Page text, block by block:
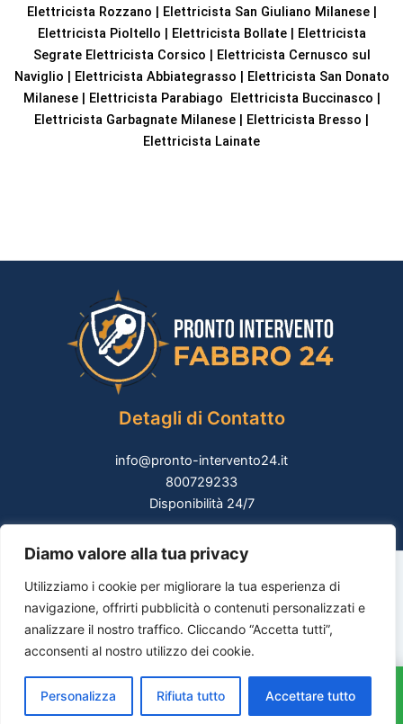
Diamo valore alla tua privacy
Utilizziamo i cookie per migliorare la tua esperienza di
navigazione, offrirti pubblicità o contenuti personalizzati e
analizzare il nostro traffico. Cliccando “Accetta tutti”,
acconsenti al nostro utilizzo dei cookie.
Personalizza Rifiuta tutto Accettare tutto
Elettricista Rozzano | Elettricista San Giuliano Milanese |
Elettricista Pioltello | Elettricista Bollate | Elettricista
Segrate Elettricista Corsico | Elettricista Cernusco sul
Naviglio | Elettricista Abbiategrasso | Elettricista San Donato
Milanese | Elettricista Parabiago Elettricista Buccinasco |
Elettricista Garbagnate Milanese | Elettricista Bresso |
Elettricista Lainate
CHIAMA: 0692959372
Detagli di Contatto
info@pronto-intervento24.it
800729233
Disponibilità 24/7
Copyright Direct24 Web Advertising LTD . - All Rights
Reserved | Company Number 663757 | E-
mail:info@pronto-intervento24.it
Privacy Policy
Cookie Policy
Termini e Condizioni